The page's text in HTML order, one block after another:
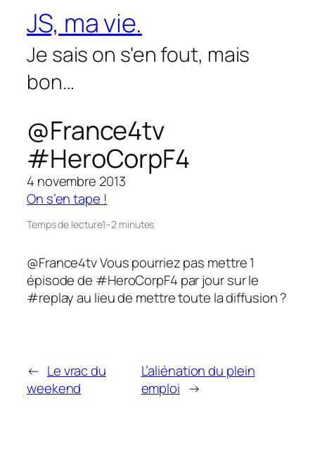
contenu
JS, ma vie.
Je sais on s'en fout, mais
bon…
@France4tv
#HeroCorpF4
4 novembre 2013
On s’en tape !
Temps de lecture1–2 minutes
@France4tv Vous pourriez pas mettre 1
épisode de #HeroCorpF4 par jour sur le
#replay au lieu de mettre toute la diffusion ?
← Le vrac du
weekend
L’aliénation du plein
emploi →